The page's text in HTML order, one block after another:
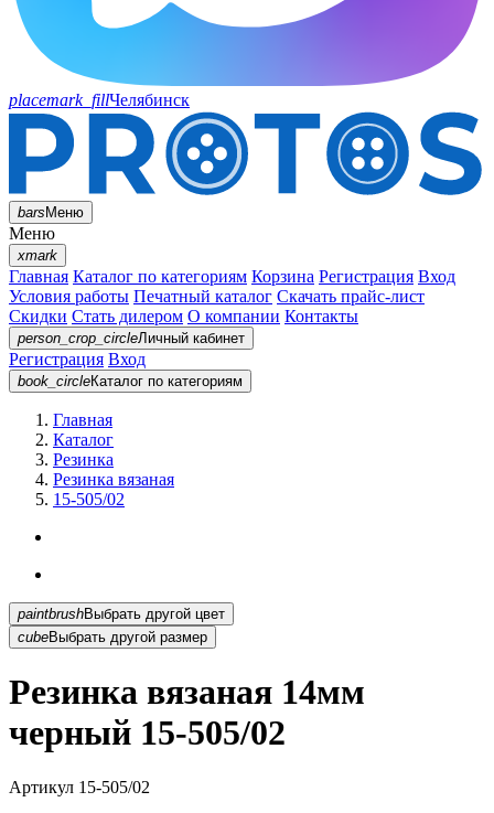
placemark_fillЧелябинск
barsМеню
Меню
xmark
Главная Каталог по категориям Корзина Регистрация Вход
Условия работы Печатный каталог Скачать прайс-лист
Скидки Стать дилером О компании Контакты
person_crop_circleЛичный кабинет
Регистрация Вход
book_circleКаталог по категориям
Главная
Каталог
Резинка
Резинка вязаная
15-505/02
paintbrush
Выбрать другой цвет
cubeВыбрать другой размер
Резинка вязаная 14мм
черный 15-505/02
Артикул 15-505/02